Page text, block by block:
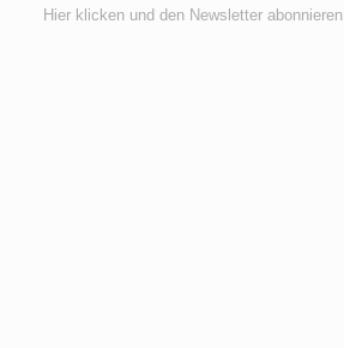
Hier klicken und den Newsletter abonnieren